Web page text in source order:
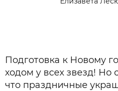
Подготовка к Новому
ходом у всех звезд! Но
что праздничные